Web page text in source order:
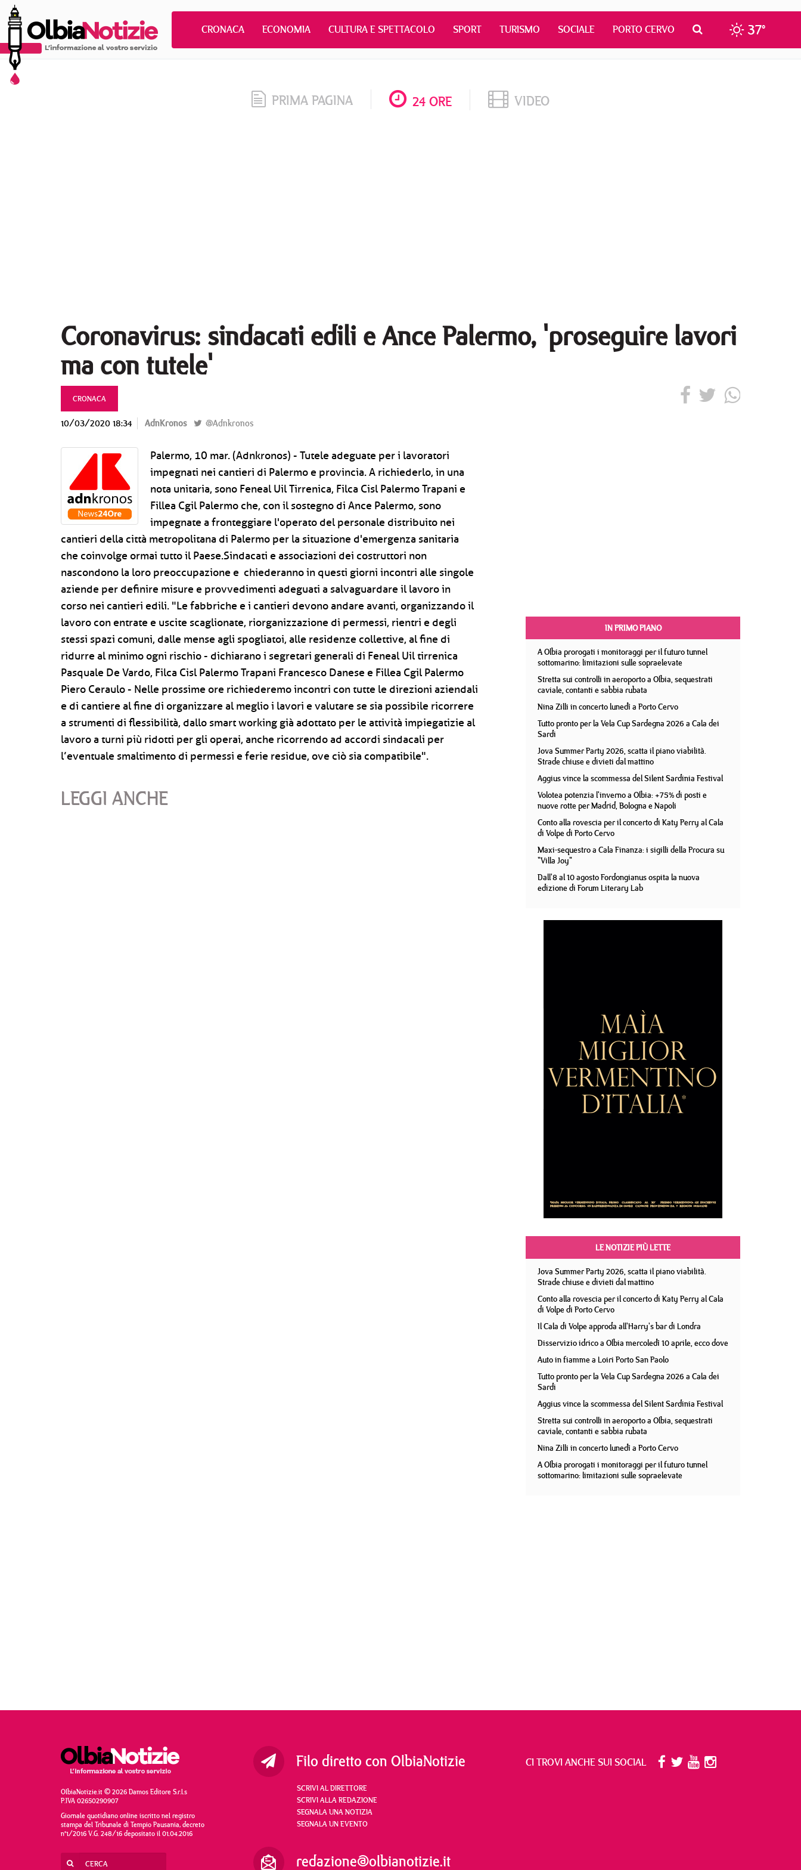
CRONACA ECONOMIA CULTURA E SPETTACOLO SPORT TURISMO SOCIALE PORTO CERVO 37°
PRIMA PAGINA 24 ORE VIDEO
Coronavirus: sindacati edili e Ance Palermo, 'proseguire lavori
ma con tutele'
CRONACA
10/03/2020 18:34 AdnKronos @Adnkronos
Palermo, 10 mar. (Adnkronos) - Tutele adeguate per i lavoratori
impegnati nei cantieri di Palermo e provincia. A richiederlo, in una
nota unitaria, sono Feneal Uil Tirrenica, Filca Cisl Palermo Trapani e
Fillea Cgil Palermo che, con il sostegno di Ance Palermo, sono
impegnate a fronteggiare l'operato del personale distribuito nei
cantieri della città metropolitana di Palermo per la situazione d'emergenza sanitaria
che coinvolge ormai tutto il Paese.Sindacati e associazioni dei costruttori non
nascondono la loro preoccupazione e chiederanno in questi giorni incontri alle singole
aziende per definire misure e provvedimenti adeguati a salvaguardare il lavoro in
corso nei cantieri edili. "Le fabbriche e i cantieri devono andare avanti, organizzando il
lavoro con entrate e uscite scaglionate, riorganizzazione di permessi, rientri e degli
stessi spazi comuni, dalle mense agli spogliatoi, alle residenze collettive, al fine di
ridurre al minimo ogni rischio - dichiarano i segretari generali di Feneal Uil tirrenica
Pasquale De Vardo, Filca Cisl Palermo Trapani Francesco Danese e Fillea Cgil Palermo
Piero Ceraulo - Nelle prossime ore richiederemo incontri con tutte le direzioni aziendali
e di cantiere al fine di organizzare al meglio i lavori e valutare se sia possibile ricorrere
a strumenti di flessibilità, dallo smart working già adottato per le attività impiegatizie al
lavoro a turni più ridotti per gli operai, anche ricorrendo ad accordi sindacali per
l’eventuale smaltimento di permessi e ferie residue, ove ciò sia compatibile".
LEGGI ANCHE
IN PRIMO PIANO
A Olbia prorogati i monitoraggi per il futuro tunnel
sottomarino: limitazioni sulle sopraelevate
Stretta sui controlli in aeroporto a Olbia, sequestrati
caviale, contanti e sabbia rubata
Nina Zilli in concerto lunedì a Porto Cervo
Tutto pronto per la Vela Cup Sardegna 2026 a Cala dei
Sardi
Jova Summer Party 2026, scatta il piano viabilità.
Strade chiuse e divieti dal mattino
Aggius vince la scommessa del Silent Sardinia Festival
Volotea potenzia l'inverno a Olbia: +75% di posti e
nuove rotte per Madrid, Bologna e Napoli
Conto alla rovescia per il concerto di Katy Perry al Cala
di Volpe di Porto Cervo
Maxi-sequestro a Cala Finanza: i sigilli della Procura su
"Villa Joy"
Dall'8 al 10 agosto Fordongianus ospita la nuova
edizione di Forum Literary Lab
LE NOTIZIE PIÙ LETTE
Jova Summer Party 2026, scatta il piano viabilità.
Strade chiuse e divieti dal mattino
Conto alla rovescia per il concerto di Katy Perry al Cala
di Volpe di Porto Cervo
Il Cala di Volpe approda all'Harry's bar di Londra
Disservizio idrico a Olbia mercoledì 10 aprile, ecco dove
Auto in fiamme a Loiri Porto San Paolo
Tutto pronto per la Vela Cup Sardegna 2026 a Cala dei
Sardi
Aggius vince la scommessa del Silent Sardinia Festival
Stretta sui controlli in aeroporto a Olbia, sequestrati
caviale, contanti e sabbia rubata
Nina Zilli in concerto lunedì a Porto Cervo
A Olbia prorogati i monitoraggi per il futuro tunnel
sottomarino: limitazioni sulle sopraelevate
OlbiaNotizie.it © 2026 Damos Editore S.r.l.s
P.IVA 02650290907
Giornale quotidiano online iscritto nel registro
stampa del Tribunale di Tempio Pausania, decreto
n°1/2016 V.G. 248/16 depositato il 01.04.2016
Filo diretto con OlbiaNotizie
SCRIVI AL DIRETTORE
SCRIVI ALLA REDAZIONE
SEGNALA UNA NOTIZIA
SEGNALA UN EVENTO
redazione@olbianotizie.it
CI TROVI ANCHE SUI SOCIAL